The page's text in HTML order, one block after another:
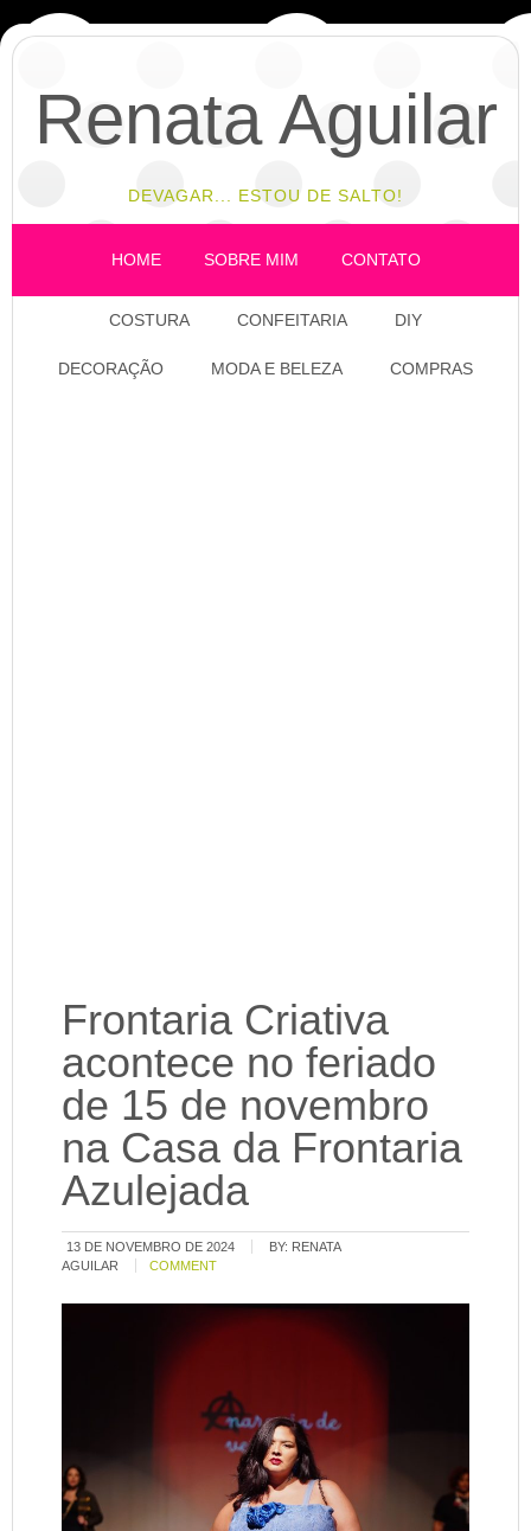
Renata Aguilar
DEVAGAR... ESTOU DE SALTO!
HOME SOBRE MIM CONTATO
COSTURA CONFEITARIA DIY
DECORAÇÃO MODA E BELEZA COMPRAS
Frontaria Criativa
acontece no feriado
de 15 de novembro
na Casa da Frontaria
Azulejada
13 DE NOVEMBRO DE 2024 BY: RENATA
AGUILAR
COMMENT